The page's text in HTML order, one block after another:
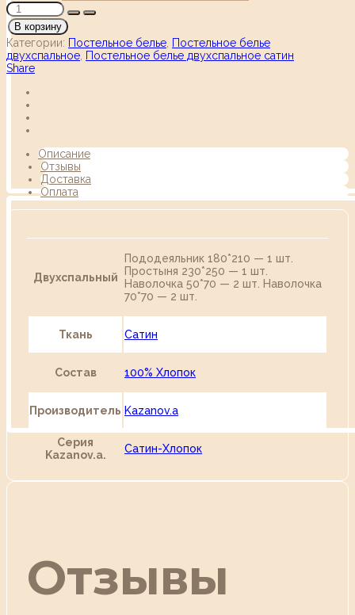
В корзину
Категории: Постельное белье Постельное белье
двухспальное Постельное белье двухспальное сатин
Share
Описание
Отзывы
Доставка
Оплата
Двухспальный
Пододеяльник 180*210 — 1 шт.
Простыня 230*250 — 1 шт.
Наволочка 50*70 — 2 шт. Наволочка
70*70 — 2 шт.
Ткань Сатин
Состав 100% Хлопок
Производитель Kazanov.a
Серия
Kazanov.a.
Сатин-Хлопок
Отзывы